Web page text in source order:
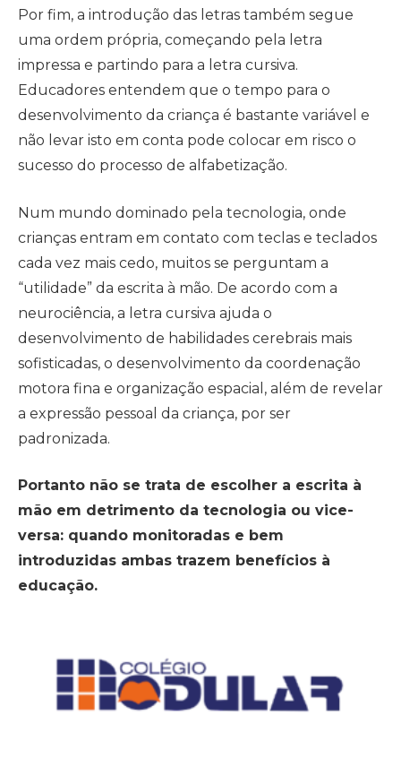
Por fim, a introdução das letras também segue
uma ordem própria, começando pela letra
impressa e partindo para a letra cursiva.
Educadores entendem que o tempo para o
desenvolvimento da criança é bastante variável e
não levar isto em conta pode colocar em risco o
sucesso do processo de alfabetização.
Num mundo dominado pela tecnologia, onde
crianças entram em contato com teclas e teclados
cada vez mais cedo, muitos se perguntam a
“utilidade” da escrita à mão. De acordo com a
neurociência, a letra cursiva ajuda o
desenvolvimento de habilidades cerebrais mais
sofisticadas, o desenvolvimento da coordenação
motora fina e organização espacial, além de revelar
a expressão pessoal da criança, por ser
padronizada.
Portanto não se trata de escolher a escrita à
mão em detrimento da tecnologia ou vice-
versa: quando monitoradas e bem
introduzidas ambas trazem benefícios à
educação.